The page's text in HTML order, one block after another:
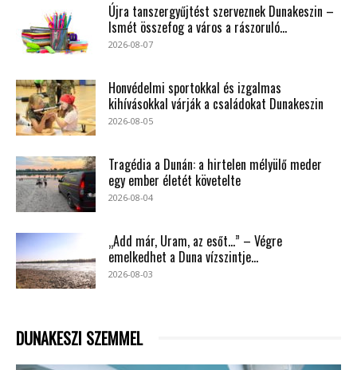
Újra tanszergyűjtést szerveznek Dunakeszin –
Ismét összefog a város a rászoruló...
2026-08-07
Honvédelmi sportokkal és izgalmas
kihívásokkal várják a családokat Dunakeszin
2026-08-05
Tragédia a Dunán: a hirtelen mélyülő meder
egy ember életét követelte
2026-08-04
„Add már, Uram, az esőt…” – Végre
emelkedhet a Duna vízszintje...
2026-08-03
DUNAKESZI SZEMMEL